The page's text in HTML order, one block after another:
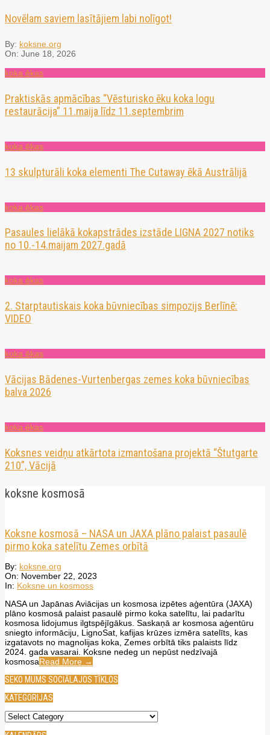
Novēlam saviem lasītājiem labi nolīgot!
By: koksne.org
On: June 18, 2026
koka ēkas
Praktiskās apmācības “Vēsturisko ēku koka logu
restaurācija” 11.maija līdz 11.septembrim
koka ēkas
13 skulpturāli koka elementi The Cutaway ēkā Austrālijā
koka ēkas
Pasaules lielākā kokapstrādes izstāde LIGNA 2027 notiks
no 10.-14.maijam 2027.gadā
koka ēkas
2. Starptautiskais koka būvniecības simpozijs Berlīnē:
VIDEO
koka ēkas
Vācijas Bādenes-Vurtenbergas zemes koka būvniecības
balva 2026
koka ēkas
Koksnes veidņu atkārtota izmantošana projektā “Štutgarte
210”, Vācijā
koksne kosmosā
Koksne kosmosā – NASA un JAXA plāno palaist pasaulē
pirmo koka satelītu Zemes orbītā
2023-
11-
22
By: koksne.org
On: November 22, 2023
In: Koksne un kosmoss
NASA un Japānas Aviācijas un kosmosa izpētes aģentūra (JAXA)
plāno kosmosā palaist pasaulē pirmo koka satelītu, lai padarītu
kosmosa lidojumus ilgtspējīgākus. Saskaņā ar kosmosa aģentūru
sniegto informāciju, LignoSat, kafijas krūzes izmēra satelīts, kas
izgatavots no magnolijas koka, Zemes orbītā tiks palaists līdz
2024. gada vasarai. Koksne nedeg un nepūst nedzīvajā
kosmosaRead More →
SEKO MUMS SOCIĀLAJOS TĪKLOS
KATEGORIJAS
Kategorijas